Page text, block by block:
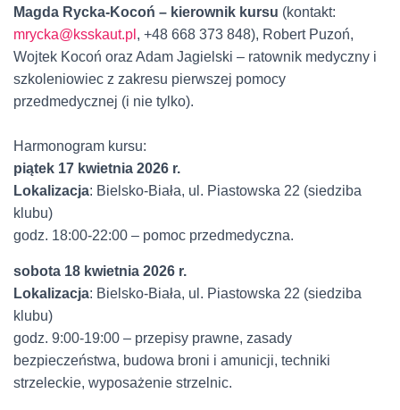
Magda Rycka-Kocoń – kierownik kursu (kontakt:
mrycka@ksskaut.pl , +48 668 373 848), Robert Puzoń,
Wojtek Kocoń oraz Adam Jagielski – ratownik medyczny i
szkoleniowiec z zakresu pierwszej pomocy
przedmedycznej (i nie tylko).
Harmonogram kursu:
piątek 17 kwietnia 2026 r.
Lokalizacja: Bielsko-Biała, ul. Piastowska 22 (siedziba
klubu)
godz. 18:00-22:00 – pomoc przedmedyczna.
sobota 18 kwietnia 2026 r.
Lokalizacja: Bielsko-Biała, ul. Piastowska 22 (siedziba
klubu)
godz. 9:00-19:00 – przepisy prawne, zasady
bezpieczeństwa, budowa broni i amunicji, techniki
strzeleckie, wyposażenie strzelnic.